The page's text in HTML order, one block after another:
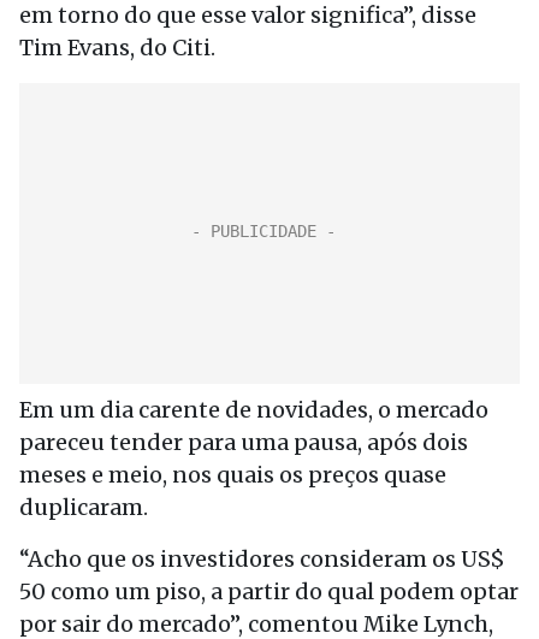
em torno do que esse valor significa”, disse
Tim Evans, do Citi.
Em um dia carente de novidades, o mercado
pareceu tender para uma pausa, após dois
meses e meio, nos quais os preços quase
duplicaram.
“Acho que os investidores consideram os US$
50 como um piso, a partir do qual podem optar
por sair do mercado”, comentou Mike Lynch,